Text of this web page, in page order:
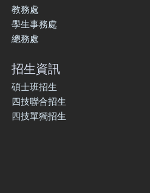
教務處
學生事務處
總務處
招生資訊
碩士班招生
四技聯合招生
四技單獨招生